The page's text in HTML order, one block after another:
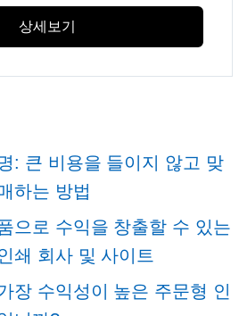
상세보기
: 큰 비용을 들이지 않고 맞
하는 방법
으로 수익을 창출할 수 있는
쇄 회사 및 사이트
장 수익성이 높은 주문형 인